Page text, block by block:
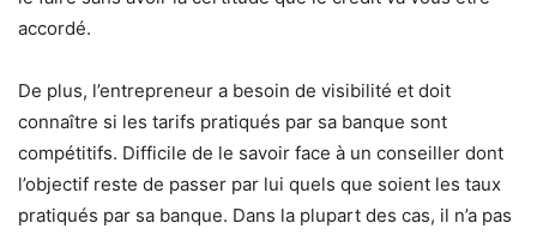
accordé.
De plus, l’entrepreneur a besoin de visibilité et doit
connaître si les tarifs pratiqués par sa banque sont
compétitifs. Difficile de le savoir face à un conseiller dont
l’objectif reste de passer par lui quels que soient les taux
pratiqués par sa banque. Dans la plupart des cas, il n’a pas